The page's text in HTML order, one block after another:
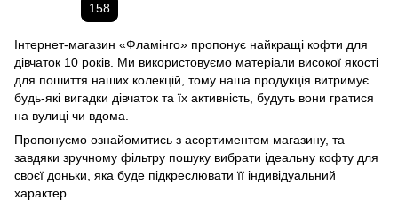
158
Інтернет-магазин «Фламінго» пропонує найкращі кофти для
дівчаток 10 років. Ми використовуємо матеріали високої якості
для пошиття наших колекцій, тому наша продукція витримує
будь-які вигадки дівчаток та їх активність, будуть вони гратися
на вулиці чи вдома.
Пропонуємо ознайомитись з асортиментом магазину, та
завдяки зручному фільтру пошуку вибрати ідеальну кофту для
своєї доньки, яка буде підкреслювати її індивідуальний
характер.